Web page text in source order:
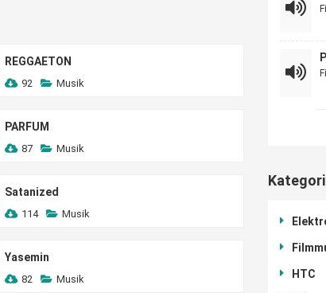
REGGAETON
92 Musik
PARFUM
87 Musik
Satanized
114 Musik
Yasemin
82 Musik HTC